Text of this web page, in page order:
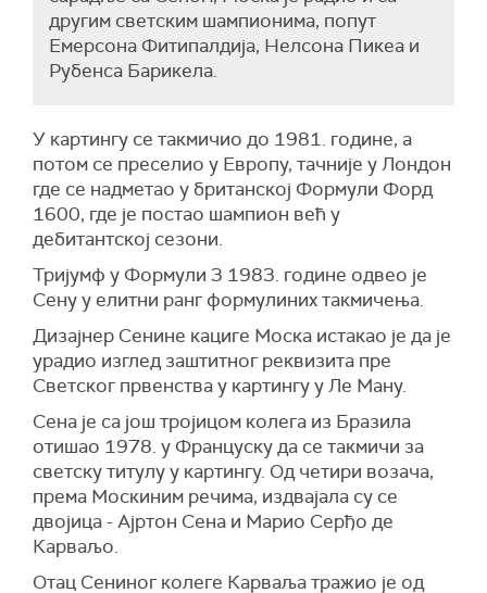
другим светским шампионима, попут
Емерсона Фитипалдија, Нелсона Пикеа и
Рубенса Барикела.
У картингу се такмичио до 1981. године, а
потом се преселио у Европу, тачније у Лондон
где се надметао у британској Формули Форд
1600, где је постао шампион већ у
дебитантској сезони.
Тријумф у Формули 3 1983. године одвео је
Сену у елитни ранг формулиних такмичења.
Дизајнер Сенине кациге Моска истакао је да је
урадио изглед заштитног реквизита пре
Светског првенства у картингу у Ле Ману.
Сена је са још тројицом колега из Бразила
отишао 1978. у Француску да се такмичи за
светску титулу у картингу. Од четири возача,
према Москиним речима, издвајала су се
двојица - Ајртон Сена и Марио Серђо де
Карваљо.
Отац Сениног колеге Карваља тражио је од